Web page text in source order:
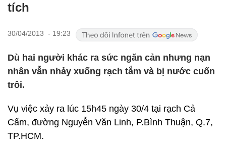
tích
30/04/2013 - 19:23
Dù hai người khác ra sức ngăn cản nhưng nạn
nhân vẫn nhảy xuống rạch tắm và bị nước cuốn
trôi.
Vụ việc xảy ra lúc 15h45 ngày 30/4 tại rạch Cả
Cấm, đường Nguyễn Văn Linh, P.Bình Thuận, Q.7,
TP.HCM.